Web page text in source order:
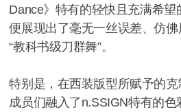
Dance》特有的轻快且充满希望
便展现出了毫无一丝误差、仿
“教科书级刀群舞”。
特别是，在西装版型所赋予的克
成员们融入了n.SSIGN特有的